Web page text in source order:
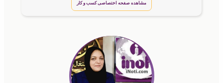
مشاهده صفحه اختصاصی کسب و کار